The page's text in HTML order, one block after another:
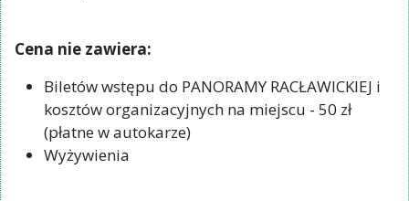
Cena nie zawiera:
Biletów wstępu do PANORAMY RACŁAWICKIEJ i
kosztów organizacyjnych na miejscu - 50 zł
(płatne w autokarze)
Wyżywienia